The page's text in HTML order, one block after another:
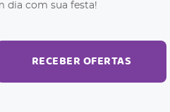
dia com sua festa!
RECEBER OFERTAS